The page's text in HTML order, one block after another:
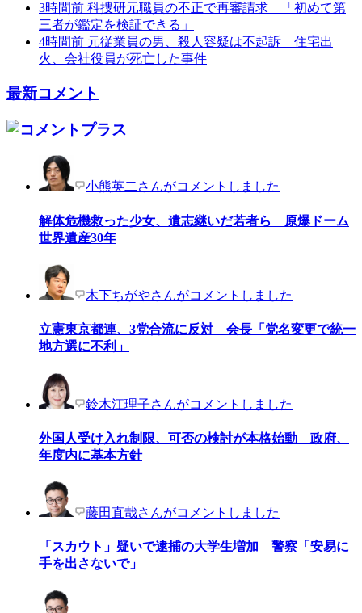
3時間前 科捜研元職員の不正で再審請求 「初めて第
三者が鑑定を検証できる」
4時間前 元従業員の男、殺人容疑は不起訴 住宅出
火、会社役員が死亡した事件
最新コメント
小熊英二さんがコメントしました
解体危機救った少女、遺志継いだ若者ら 原爆ドーム
世界遺産30年
木下ちがやさんがコメントしました
立憲東京都連、3党合流に反対 会長「党名変更で統一
地方選に不利」
鈴木江理子さんがコメントしました
外国人受け入れ制限、可否の検討が本格始動 政府、
年度内に基本方針
藤田直哉さんがコメントしました
「スカウト」疑いで逮捕の大学生増加 警察「安易に
手を出さないで」